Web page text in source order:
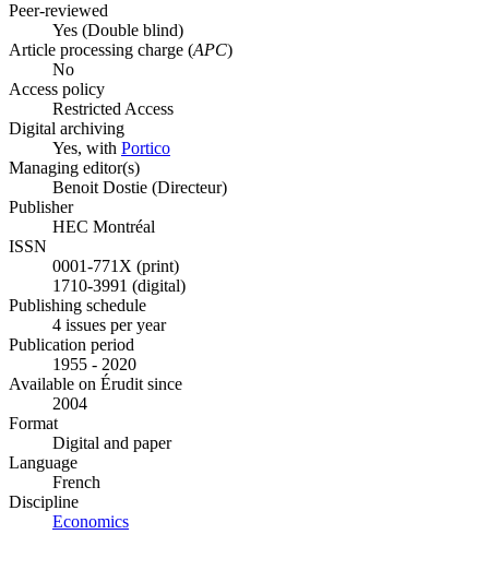
Peer-reviewed
Yes (Double blind)
Article processing charge (APC)
No
Access policy
Restricted Access
Digital archiving
Yes, with Portico
Managing editor(s)
Benoit Dostie (Directeur)
Publisher
HEC Montréal
ISSN
0001-771X (print)
1710-3991 (digital)
Publishing schedule
4 issues per year
Publication period
1955 - 2020
Available on Érudit since
2004
Format
Digital and paper
Language
French
Discipline
Economics